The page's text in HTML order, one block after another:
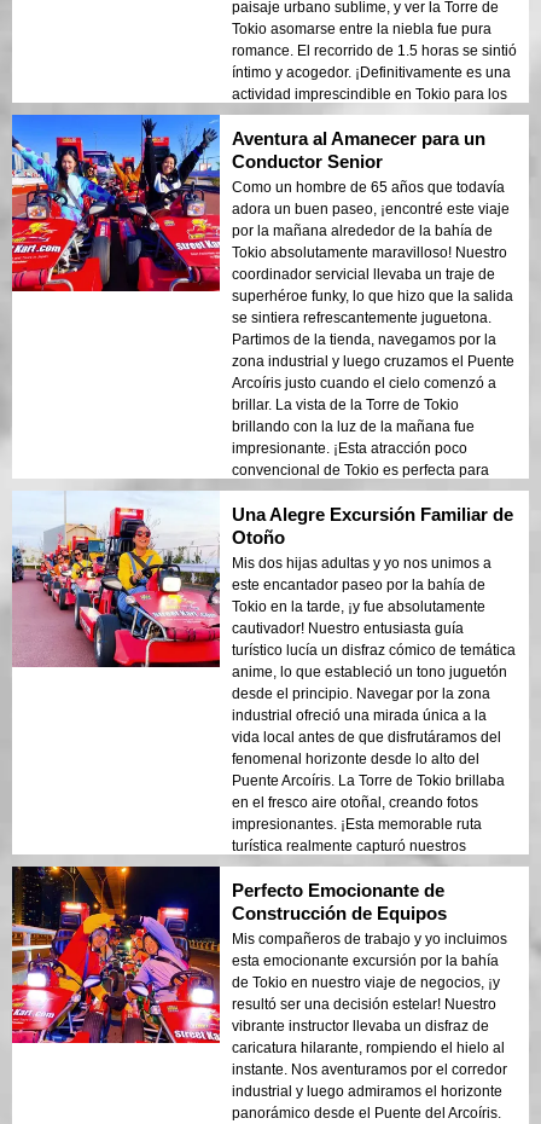
paisaje urbano sublime, y ver la Torre de
Tokio asomarse entre la niebla fue pura
romance. El recorrido de 1.5 horas se sintió
íntimo y acogedor. ¡Definitivamente es una
actividad imprescindible en Tokio para los
recién casados que buscan un paseo de
ensueño!
Aventura al Amanecer para un
Conductor Senior
Como un hombre de 65 años que todavía
adora un buen paseo, ¡encontré este viaje
por la mañana alrededor de la bahía de
Tokio absolutamente maravilloso! Nuestro
coordinador servicial llevaba un traje de
superhéroe funky, lo que hizo que la salida
se sintiera refrescantemente juguetona.
Partimos de la tienda, navegamos por la
zona industrial y luego cruzamos el Puente
Arcoíris justo cuando el cielo comenzó a
brillar. La vista de la Torre de Tokio
brillando con la luz de la mañana fue
impresionante. ¡Esta atracción poco
convencional de Tokio es perfecta para
cualquiera que aprecie las emociones
escénicas!
Una Alegre Excursión Familiar de
Otoño
Mis dos hijas adultas y yo nos unimos a
este encantador paseo por la bahía de
Tokio en la tarde, ¡y fue absolutamente
cautivador! Nuestro entusiasta guía
turístico lucía un disfraz cómico de temática
anime, lo que estableció un tono juguetón
desde el principio. Navegar por la zona
industrial ofreció una mirada única a la
vida local antes de que disfrutáramos del
fenomenal horizonte desde lo alto del
Puente Arcoíris. La Torre de Tokio brillaba
en el fresco aire otoñal, creando fotos
impresionantes. ¡Esta memorable ruta
turística realmente capturó nuestros
corazones!
Perfecto Emocionante de
Construcción de Equipos
Mis compañeros de trabajo y yo incluimos
esta emocionante excursión por la bahía
de Tokio en nuestro viaje de negocios, ¡y
resultó ser una decisión estelar! Nuestro
vibrante instructor llevaba un disfraz de
caricatura hilarante, rompiendo el hielo al
instante. Nos aventuramos por el corredor
industrial y luego admiramos el horizonte
panorámico desde el Puente del Arcoíris.